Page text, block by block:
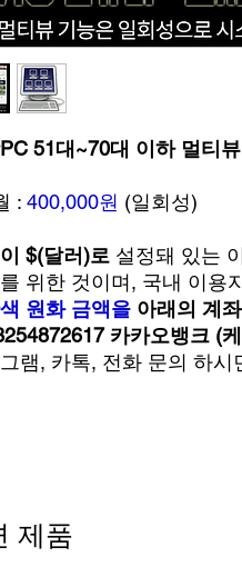
51대~70대 이하 멀티뷰
: 400,000원 (일회성)
$(달러)로 설정돼 있는
위한 것이며, 국내 이용
원화 금액을 아래의 계
카카오뱅크 (
램, 카톡, 전화 문의 하
제품